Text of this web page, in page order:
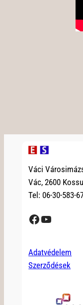
Váci
Vác, 2600
Tel: 06-30-583-
Facebook YouTube
Adatvédelem
Szerződések